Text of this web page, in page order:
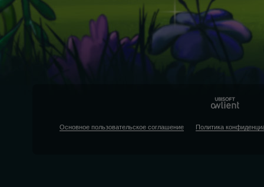
Основное пользовательское соглашение Политика